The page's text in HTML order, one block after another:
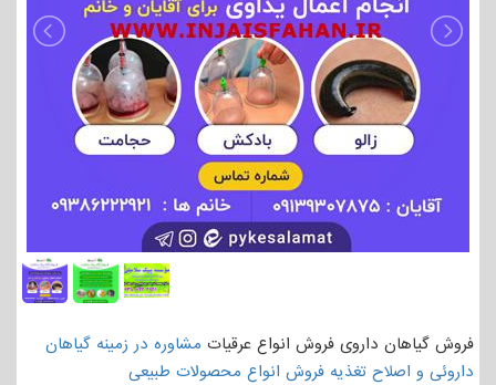
فروش گیاهان داروی فروش انواع عرقیات مشاوره در زمینه گیاهان
داروئی و اصلاح تغذیه فروش انواع محصولات طبیعی